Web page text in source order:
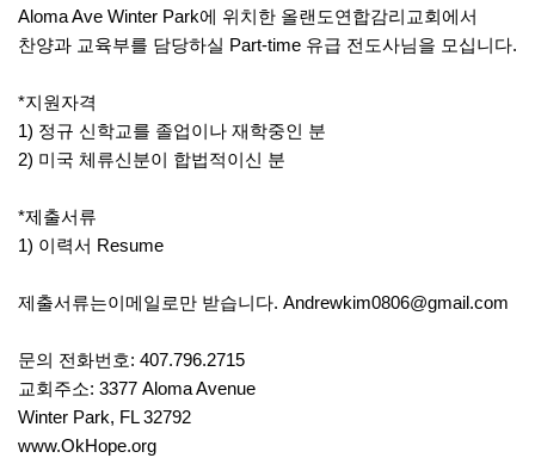
본문
Aloma Ave Winter Park에 위치한 올랜도연합감리교회에서
찬양과 교육부를 담당하실 Part-time 유급 전도사님을 모십니다.
*지원자격
1) 정규 신학교를 졸업이나 재학중인 분
2) 미국 체류신분이 합법적이신 분
*제출서류
1) 이력서 Resume
제출서류는이메일로만 받습니다. Andrewkim0806@gmail.com
문의 전화번호: 407.796.2715
교회주소: 3377 Aloma Avenue
Winter Park, FL 32792
www.OkHope.org